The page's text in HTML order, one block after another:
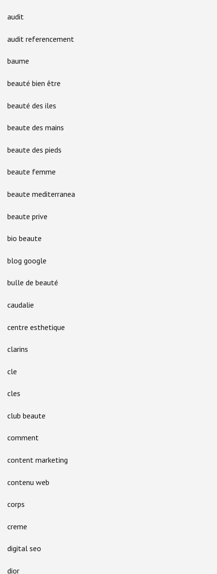
audit
audit referencement
baume
beauté bien être
beauté des iles
beaute des mains
beaute des pieds
beaute femme
beaute mediterranea
beaute prive
bio beaute
blog google
bulle de beauté
caudalie
centre esthetique
clarins
cle
cles
club beaute
comment
content marketing
contenu web
corps
creme
digital seo
dior